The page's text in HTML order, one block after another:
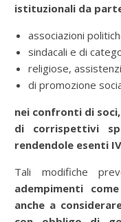
istituzionali da
associazioni
sindacali e di
religiose,
di promozione
nei confronti di
di corrispettivi
rendendole esenti
Tali modifiche
adempimenti
anche a